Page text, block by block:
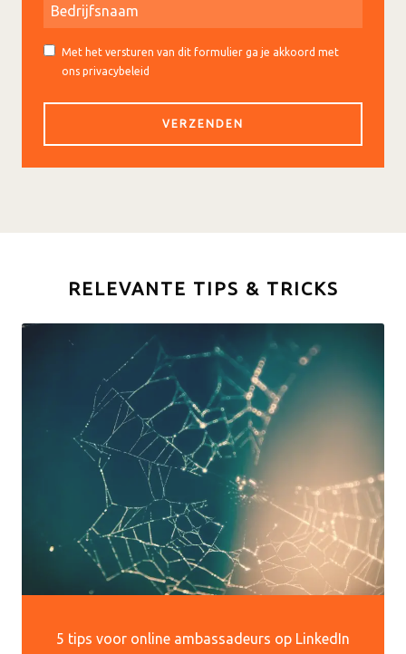
Met het versturen van dit formulier ga je akkoord met
ons privacybeleid
RELEVANTE TIPS & TRICKS
5 tips voor online ambassadeurs op LinkedIn